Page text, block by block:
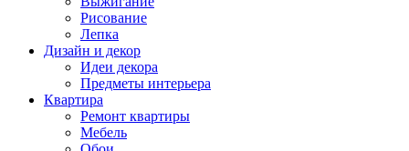
Рисование
Лепка
Дизайн и декор
Идеи декора
Предметы интерьера
Квартира
Ремонт квартиры
Мебель